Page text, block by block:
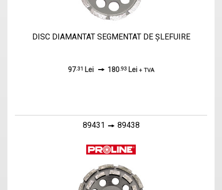
DISC DIAMANTAT SEGMENTAT DE ŞLEFUIRE
97.31 Lei 180.93 Lei + TVA
89431 89438